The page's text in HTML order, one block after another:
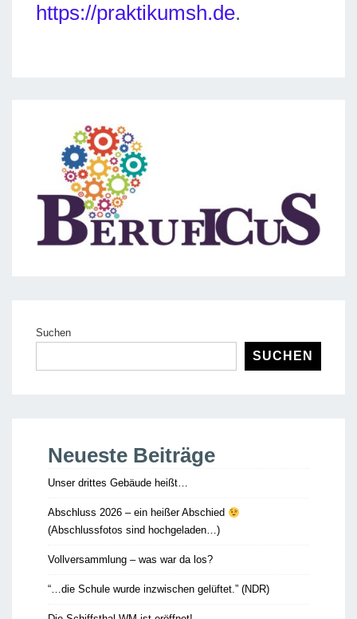
https://praktikumsh.de.
Suchen
SUCHEN
Neueste Beiträge
Unser drittes Gebäude heißt…
Abschluss 2026 – ein heißer Abschied
(Abschlussfotos sind hochgeladen…)
Vollversammlung – was war da los?
“…die Schule wurde inzwischen gelüftet.” (NDR)